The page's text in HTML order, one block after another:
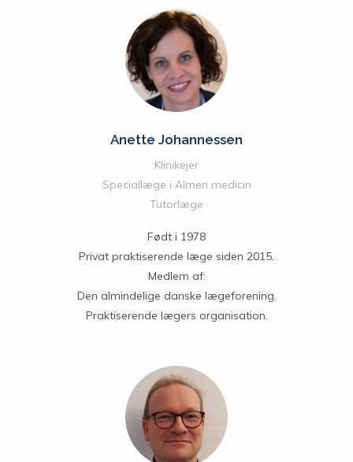
Anette Johannessen
Klinikejer
Speciallæge i Almen medicin
Tutorlæge
Født i 1978
Privat praktiserende læge siden 2015.
Medlem af:
Den almindelige danske lægeforening.
Praktiserende lægers organisation.